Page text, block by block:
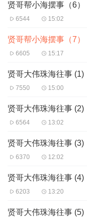
贤哥帮小海摆事（6）
6544 15:02
贤哥帮小海摆事（7）
6605 15:17
贤哥大伟珠海往事 (1)
7550 15:00
贤哥大伟珠海往事 (2)
6564 13:02
贤哥大伟珠海往事 (3)
6370 12:02
贤哥大伟珠海往事 (4)
6203 13:20
贤哥大伟珠海往事 (5)